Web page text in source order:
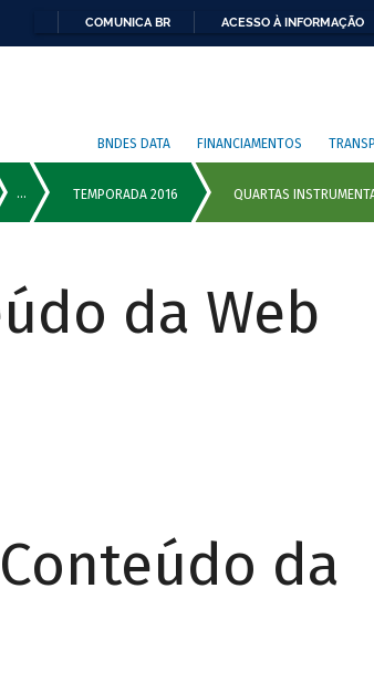
COMUNICA BR ACESSO À INFORMAÇÃO
BNDES DATA FINANCIAMENTOS
da Web
da